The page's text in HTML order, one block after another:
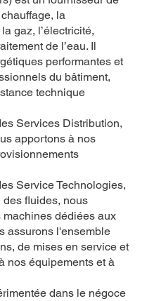
la
gaz, l’électricité,
de l’eau. Il
performantes et
du bâtiment,
technique
Services Distribution,
apportons à nos
Service Technologies,
fluides, nous
dédiées aux
assurons l'ensemble
de mises en service et
nos équipements et à
dans le négoce